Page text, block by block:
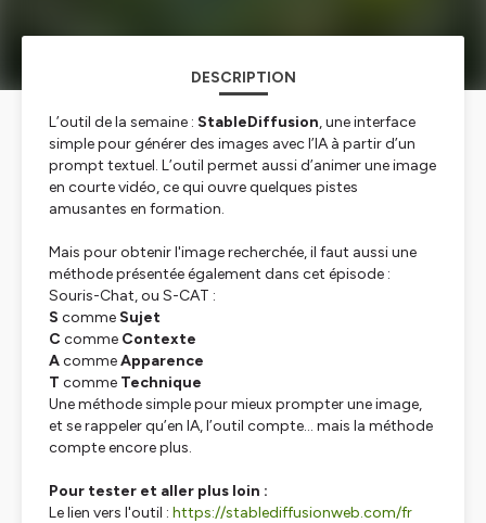
DESCRIPTION
L’outil de la semaine : StableDiffusion, une interface
simple pour générer des images avec l’IA à partir d’un
prompt textuel. L’outil permet aussi d’animer une image
en courte vidéo, ce qui ouvre quelques pistes
amusantes en formation.
Mais pour obtenir l'image recherchée, il faut aussi une
méthode présentée également dans cet épisode :
Souris-Chat, ou S-CAT :
S comme Sujet
C comme Contexte
AcommeApparence
T comme Technique
Une méthode simple pour mieux prompter une image,
et se rappeler qu’en IA, l’outil compte… mais la méthode
compte encore plus.
Pour tester et aller plus loin :
Le lien vers l'outil : https://stablediffusionweb.com/fr